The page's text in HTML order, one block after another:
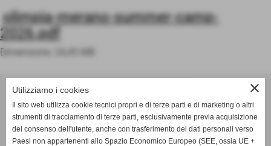
olimpia-merano-summer-camp-
2026.pdf
Dimensione: 24,45 MB
ASD OLIMPIA MERANO
Via Postgranz, 1- Merano (BZ)
Tel. +39 3802691640
info@asdolimpiamerano.it
close
Utilizziamo i cookies
Il sito web utilizza cookie tecnici propri e di terze parti e di marketing o altri
strumenti di tracciamento di terze parti, esclusivamente previa acquisizione
del consenso dell'utente, anche con trasferimento dei dati personali verso
Paesi non appartenenti allo Spazio Economico Europeo (SEE, ossia UE +